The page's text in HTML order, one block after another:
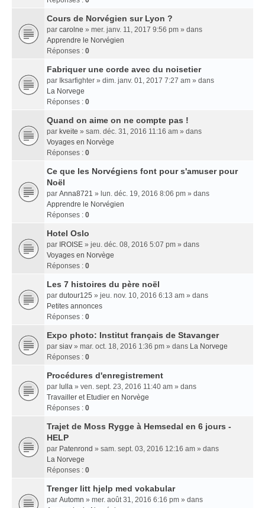
Cours de Norvégien sur Lyon ?
par carolne » mer. janv. 11, 2017 9:56 pm » dans
Apprendre le Norvégien
Réponses : 0
Fabriquer une corde avec du noisetier
par Iksarfighter » dim. janv. 01, 2017 7:27 am » dans
La Norvege
Réponses : 0
Quand on aime on ne compte pas !
par kveite » sam. déc. 31, 2016 11:16 am » dans
Voyages en Norvège
Réponses : 0
Ce que les Norvégiens font pour s'amuser pour
Noël
par Anna8721 » lun. déc. 19, 2016 8:06 pm » dans
Apprendre le Norvégien
Réponses : 0
Hotel Oslo
par IROISE » jeu. déc. 08, 2016 5:07 pm » dans
Voyages en Norvège
Réponses : 0
Les 7 histoires du père noël
par dutour125 » jeu. nov. 10, 2016 6:13 am » dans
Petites annonces
Réponses : 0
Expo photo: Institut français de Stavanger
par siav » mar. oct. 18, 2016 1:36 pm » dans La Norvege
Réponses : 0
Procédures d'enregistrement
par lulla » ven. sept. 23, 2016 11:40 am » dans
Travailler et Etudier en Norvège
Réponses : 0
Trajet de Moss Rygge à Hemsedal en 6 jours -
HELP
par Patenrond » sam. sept. 03, 2016 12:16 am » dans
La Norvege
Réponses : 0
Trenger litt hjelp med vokabular
par Automn » mer. août 31, 2016 6:16 pm » dans